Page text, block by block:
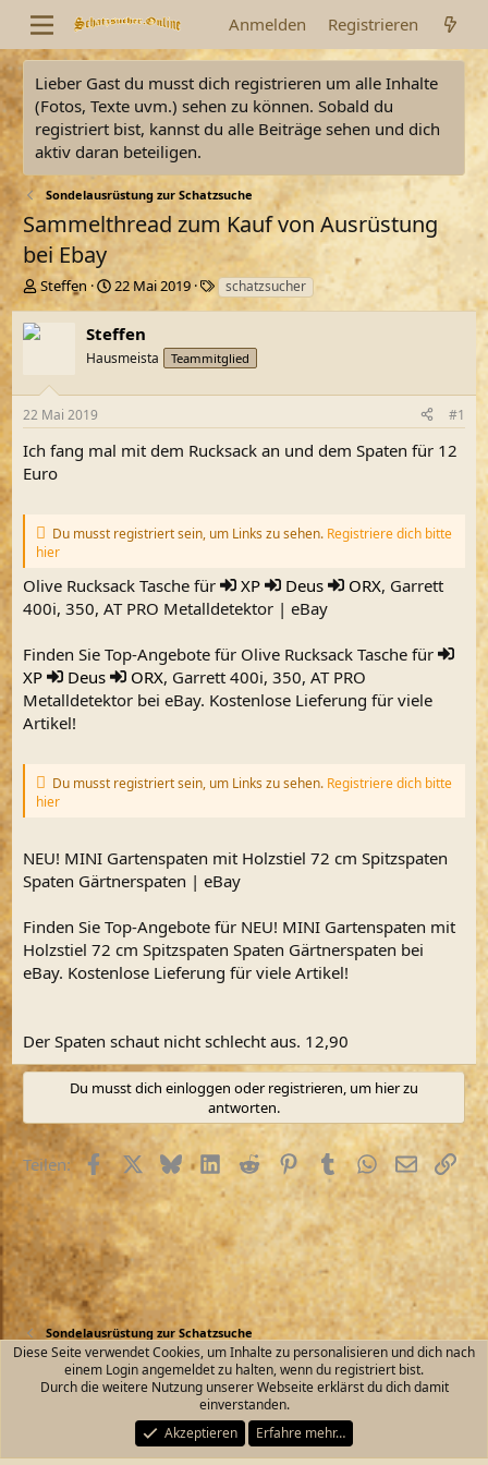
Anmelden Registrieren
Lieber Gast du musst dich registrieren um alle Inhalte
(Fotos, Texte uvm.) sehen zu können. Sobald du
registriert bist, kannst du alle Beiträge sehen und dich
aktiv daran beteiligen.
Sondelausrüstung zur Schatzsuche
Sammelthread zum Kauf von Ausrüstung
bei Ebay
E
r
s
t
l
e
Steffen
E
s
t
e
l
a
m
22 Mai 2019
S
c
l
a
w
r
t
schatzsucher
Steffen
Hausmeista Teammitglied
22 Mai 2019 #1
Ich fang mal mit dem Rucksack an und dem Spaten für 12
Euro
Du musst registriert sein, um Links zu sehen. Registriere dich bitte
hier
Olive Rucksack Tasche für XP Deus ORX, Garrett
400i, 350, AT PRO Metalldetektor | eBay
Finden Sie Top-Angebote für Olive Rucksack Tasche für
XP
Deus ORX, Garrett 400i, 350, AT PRO
Metalldetektor bei eBay. Kostenlose Lieferung für viele
Artikel!
Du musst registriert sein, um Links zu sehen. Registriere dich bitte
hier
NEU! MINI Gartenspaten mit Holzstiel 72 cm Spitzspaten
Spaten Gärtnerspaten | eBay
Finden Sie Top-Angebote für NEU! MINI Gartenspaten mit
Holzstiel 72 cm Spitzspaten Spaten Gärtnerspaten bei
eBay. Kostenlose Lieferung für viele Artikel!
Der Spaten schaut nicht schlecht aus. 12,90
Du musst dich einloggen oder registrieren, um hier zu
antworten.
Teilen: FacebookX (Twitter)
BlueskyLinkedIn
RedditPinterestTumblrWhatsApp
E-MailLink
Sondelausrüstung zur Schatzsuche
Kontakt Nutzungsbedingungen
Datenschutz
Start
R
S
Community platform by XenForo® © 2010-2026 XenForo Ltd.
Diese Seite verwendet Cookies, um Inhalte zu personalisieren und dich nach
einem Login angemeldet zu halten, wenn du registriert bist.
Durch die weitere Nutzung unserer Webseite erklärst du dich damit
einverstanden.
Akzeptieren
Erfahre mehr…